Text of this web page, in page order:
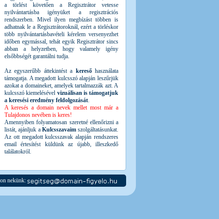
a törlést követően a Regisztrátor vetesse
nyilvántartásba igényüket a regisztrációs
rendszerben. Mivel ilyen megbízást többen is
adhatnak le a Regisztrátoroknál, ezért a törléskor
több nyilvántartásbavételi kérelem versenyezhet
időben egymással, tehát egyik Regisztrátor sincs
abban a helyzetben, hogy valamely igény
elsőbbségét garantálni tudja.
Az egyszerűbb áttekintést a keresőhasználata
támogatja. A megadott kulcsszó alapján leszűrjük
azokat a domaineket, amelyek tartalmazzák azt. A
kulcsszó kiemelésével vizuálisan is támogatjuk
a keresési eredmény feldolgozását.
A keresés a domain nevek mellet most már a
Tulajdonos nevében is keres!
Amennyiben folyamatosan szeretné ellenőrizni a
listát, ajánljuk a Kulcsszavaimszolgáltatásunkat.
Az ott megadott kulcsszavak alapján rendszeres
email értesítést küldünk az újabb, illeszkedő
találatokról.
nekünk: